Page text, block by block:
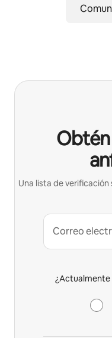
Una lista de
Correo
¿Actualmente